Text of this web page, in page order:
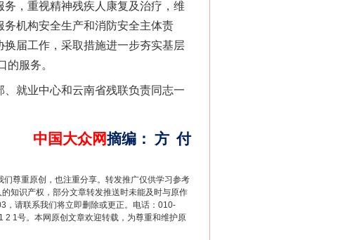
，重视精神残疾人康复及治疗，维
机构安全生产和消防安全主体责
届工作，采取措施进一步夯实基层
的服务。
就业中心和云南省残联负责同志一
中国大众网摘编 ： 方 付
尊重原创，也注重分享。转发推广仅供学习参考
知识产权，部分文章转发推送时未能及时与原作
，请联系我们将立即删除或更正。电话：010-
1号。本网原创文章欢迎转载，为尊重和维护原